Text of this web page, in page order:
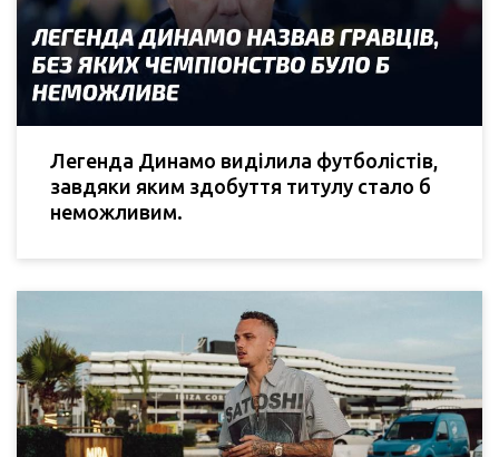
Легенда Динамо виділила футболістів,
завдяки яким здобуття титулу стало б
неможливим.